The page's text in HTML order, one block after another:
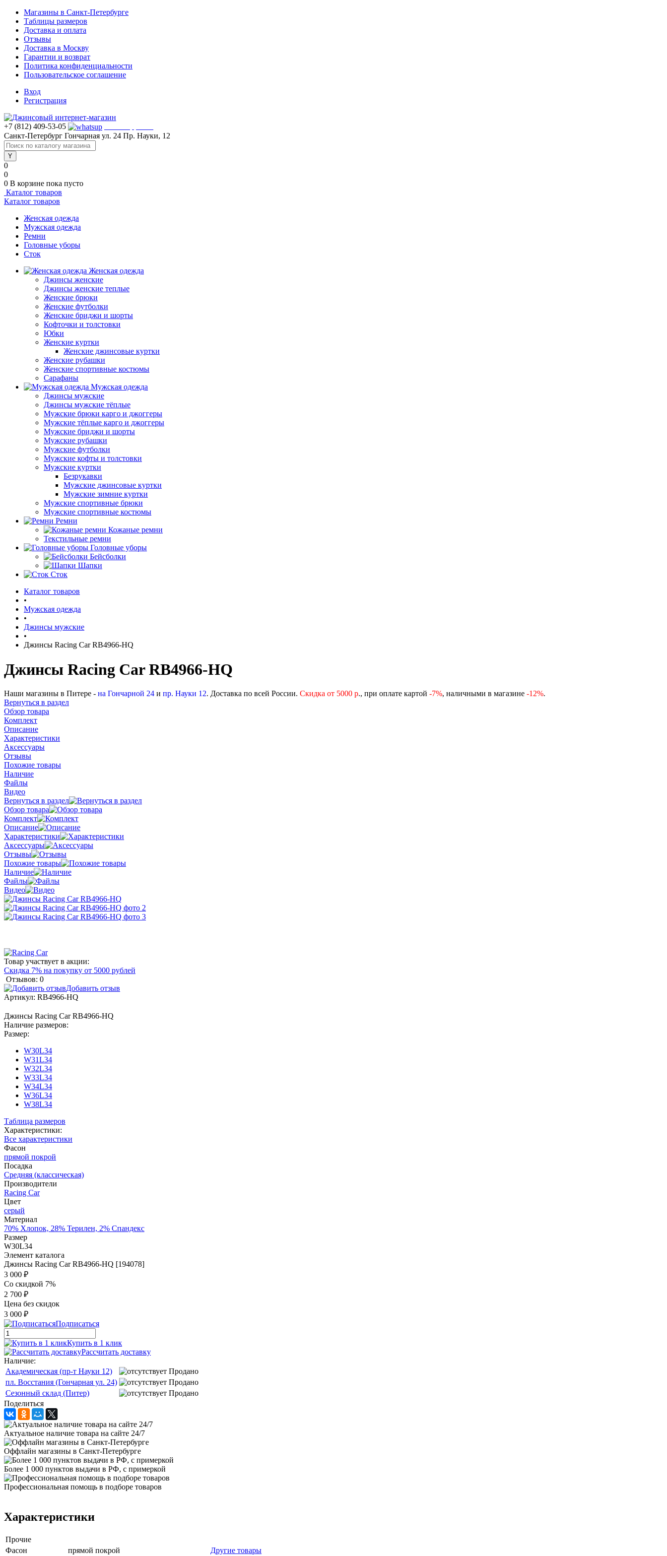
Магазины в Санкт-Петербурге
Таблицы размеров
Доставка и оплата
Отзывы
Доставка в Москву
Гарантии и возврат
Политика конфиденциальности
Пользовательское соглашение
Вход
Регистрация
+7 (812) 409-53-05
Санкт-Петербург Гончарная ул. 24 Пр. Науки, 12
0
0
0 В корзине пока пусто
Каталог товаров
Каталог товаров
Женская одежда
Мужская одежда
Ремни
Головные уборы
Сток
Женская одежда
Джинсы женские
Джинсы женские теплые
Женские брюки
Женские футболки
Женские бриджи и шорты
Кофточки и толстовки
Юбки
Женские куртки
Женские джинсовые куртки
Женские рубашки
Женские спортивные костюмы
Сарафаны
Мужская одежда
Джинсы мужские
Джинсы мужские тёплые
Мужские брюки карго и джоггеры
Мужские тёплые карго и джоггеры
Мужские бриджи и шорты
Мужские рубашки
Мужские футболки
Мужские кофты и толстовки
Мужские куртки
Безрукавки
Мужские джинсовые куртки
Мужские зимние куртки
Мужские спортивные брюки
Мужские спортивные костюмы
Ремни
Кожаные ремни
Текстильные ремни
Головные уборы
Бейсболки
Шапки
Сток
Каталог товаров
•
Мужская одежда
•
Джинсы мужские
•
Джинсы Racing Car RB4966-HQ
Джинсы Racing Car RB4966-HQ
Наши магазины в Питере - на Гончарной 24 и пр. Науки 12. Доставка по всей России. Скидка от 5000 р., при оплате картой -7%, наличными в магазине -12%.
Вернуться в раздел
Обзор товара
Комплект
Описание
Характеристики
Аксессуары
Отзывы
Похожие товары
Наличие
Файлы
Видео
Вернуться в раздел
Обзор товара
Комплект
Описание
Характеристики
Аксессуары
Отзывы
Похожие товары
Наличие
Файлы
Видео
Товар участвует в акции:
Скидка 7% на покупку от 5000 рублей
Отзывов: 0
Добавить отзыв
Артикул: RB4966-HQ
Джинсы Racing Car RB4966-HQ
Наличие размеров:
Размер:
W30L34
W31L34
W32L34
W33L34
W34L34
W36L34
W38L34
Таблица размеров
Характеристики:
Все характеристики
Фасон
прямой покрой
Посадка
Средняя (классическая)
Производители
Racing Car
Цвет
серый
Материал
70% Хлопок, 28% Терилен, 2% Спандекс
Размер
W30L34
Элемент каталога
Джинсы Racing Car RB4966-HQ [194078]
3 000 ₽
Со скидкой 7%
2 700 ₽
Цена без скидок
3 000 ₽
Подписаться
Купить в 1 клик
Рассчитать доставку
Наличие:
Академическая (пр-т Науки 12)
Продано
пл. Восстания (Гончарная ул. 24)
Продано
Сезонный склад (Питер)
Продано
Поделиться
Актуальное наличие товара на сайте 24/7
Оффлайн магазины в Санкт-Петербурге
Более 1 000 пунктов выдачи в РФ, с примеркой
Профессиональная помощь в подборе товаров
Характеристики
Прочие
Фасон
прямой покрой
Другие товары